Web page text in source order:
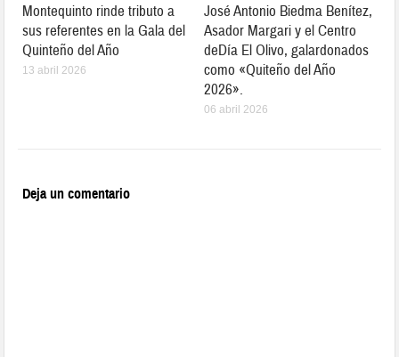
Montequinto rinde tributo a
sus referentes en la Gala del
Quinteño del Año
13 abril 2026
José Antonio Biedma Benítez,
Asador Margari y el Centro
deDía El Olivo, galardonados
como «Quiteño del Año
2026».
06 abril 2026
Deja un comentario